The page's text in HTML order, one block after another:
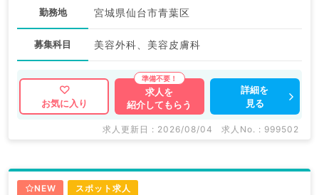
勤務地 宮城県仙台市青葉区
募集科目 美容外科、美容皮膚科
お気に入り
求人を
紹介してもらう
詳細を
見る
求人更新日 : 2026/08/04 求人No. : 999502
NEW スポット求人